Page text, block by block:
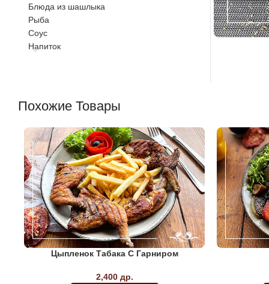
Блюда из шашлыка
Рыба
Соус
Напиток
Похожие Товары
Цыпленок Табака С Гарниром
2,400др.